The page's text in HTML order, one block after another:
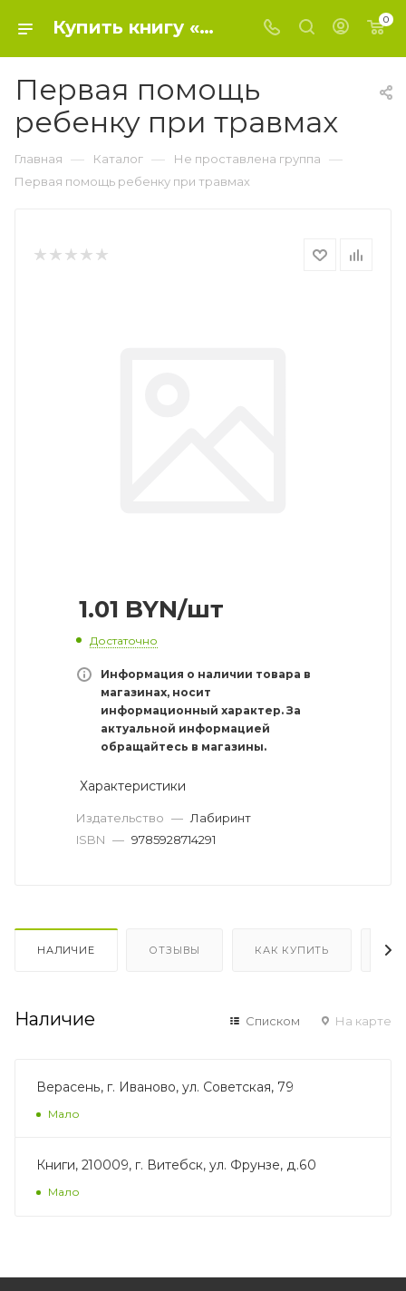
Купить книгу «Первая помощь ребенку при травмах» 0, - Не проставлена группа 0
Первая помощь
ребенку при травмах
Главная — Каталог — Не проставлена группа —
Первая помощь ребенку при травмах
1.01 BYN/шт
Достаточно
Информация о наличии товара в
магазинах, носит
информационный характер. За
актуальной информацией
обращайтесь в магазины.
Характеристики
Издательство — Лабиринт
ISBN — 9785928714291
НАЛИЧИЕ ОТЗЫВЫ КАК КУПИТЬ
Наличие Списком На карте
Верасень, г. Иваново, ул. Советская, 79
Мало
Книги, 210009, г. Витебск, ул. Фрунзе, д.60
Мало